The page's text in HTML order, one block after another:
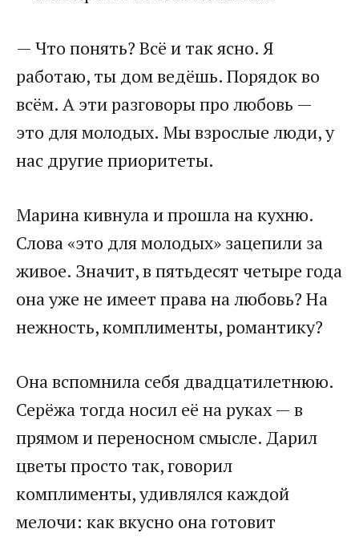
— Что понять? Всё и так ясно. Я
работаю, ты дом ведёшь. Порядок во
всём. А эти разговоры про любовь —
это для молодых. Мы взрослые люди, у
нас другие приоритеты.
Марина кивнула и прошла на кухню.
Слова «это для молодых» зацепили за
живое. Значит, в пятьдесят четыре года
она уже не имеет права на любовь? На
нежность, комплименты, романтику?
Она вспомнила себя двадцатилетнюю.
Серёжа тогда носил её на руках — в
прямом и переносном смысле. Дарил
цветы просто так, говорил
комплименты, удивлялся каждой
мелочи: как вкусно она готовит